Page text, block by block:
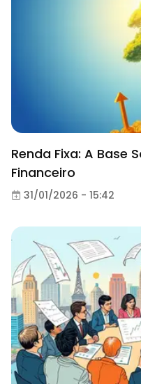
Renda Fixa: A Base
Financeiro
31/01/2026 - 15:42